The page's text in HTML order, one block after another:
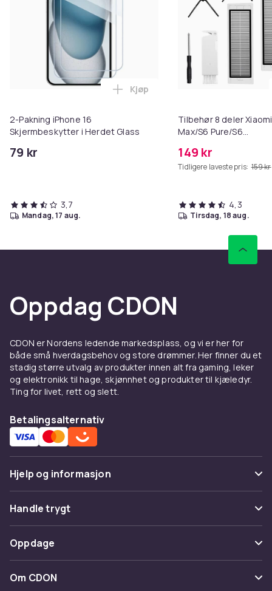
2-Pakning iPhone 16
Skjermbeskytter i Herdet Glass
79 kr
Legg 2-Pakning iPhone 16
Kjøp
3,7
mandag, 17 aug.
Tilbehør 8 deler
Max/S6 Pure/S6
149 kr
Tidligere laveste pris: 159 kr
4,3
tirsdag, 18 aug.
Oppdag CDON
CDON er Nordens ledende markedsplass, og vi er her for
både små hverdagsbehov og store drømmer. Her finner du et
stadig større utvalg av produkter innen alt fra gaming, leker
og elektronikk til hage, skjønnhet og produkter til kjæledyr.
Ting for livet, rett og slett.
Betalingsalternativ
Hjelp og informasjon
Vanlige spørsmål
Spor pakke
Angre & returner her
Kontakt oss
Handle trygt
Betaling
Levering
Oppdage
Kategorier
Om CDON